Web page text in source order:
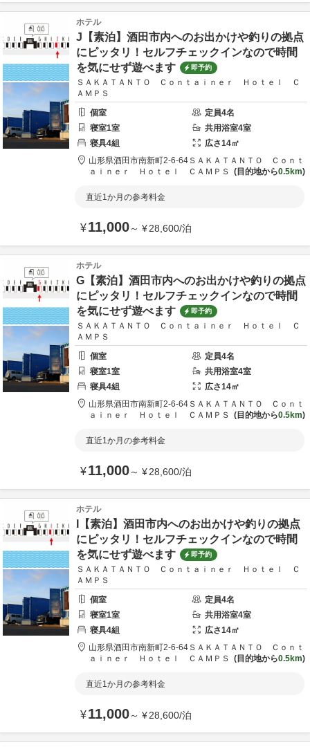
ホテル
J【素泊】酒田市内へのお出かけや釣りの拠点
にピッタリ！セルフチェックインなので時間
を気にせず遊べます
即予約
ＳＡＫＡＴＡＮＴＯ Ｃｏｎｔａｉｎｅｒ Ｈｏｔｅｌ Ｃ
ＡＭＰＳ
個室
定員4名
寝室1室 共用浴室4室
寝具4組 広さ14㎡
山形県酒田市南新町2-6-64 ＳＡＫＡＴＡＮＴＯ Ｃｏｎｔ
ａｉｎｅｒ Ｈｏｔｅｌ ＣＡＭＰＳ
目的地から0.5km
直近1か月の参考料金
¥11,000～ ¥28,600/泊
ホテル
G【素泊】酒田市内へのお出かけや釣りの拠点
にピッタリ！セルフチェックインなので時間
を気にせず遊べます
即予約
ＳＡＫＡＴＡＮＴＯ Ｃｏｎｔａｉｎｅｒ Ｈｏｔｅｌ Ｃ
ＡＭＰＳ
個室
定員4名
寝室1室 共用浴室4室
寝具4組 広さ14㎡
山形県酒田市南新町2-6-64 ＳＡＫＡＴＡＮＴＯ Ｃｏｎｔ
ａｉｎｅｒ Ｈｏｔｅｌ ＣＡＭＰＳ
目的地から0.5km
直近1か月の参考料金
¥11,000～ ¥28,600/泊
ホテル
I【素泊】酒田市内へのお出かけや釣りの拠点
にピッタリ！セルフチェックインなので時間
を気にせず遊べます
即予約
ＳＡＫＡＴＡＮＴＯ Ｃｏｎｔａｉｎｅｒ Ｈｏｔｅｌ Ｃ
ＡＭＰＳ
個室
定員4名
寝室1室 共用浴室4室
寝具4組 広さ14㎡
山形県酒田市南新町2-6-64 ＳＡＫＡＴＡＮＴＯ Ｃｏｎｔ
ａｉｎｅｒ Ｈｏｔｅｌ ＣＡＭＰＳ
目的地から0.5km
直近1か月の参考料金
¥11,000～ ¥28,600/泊